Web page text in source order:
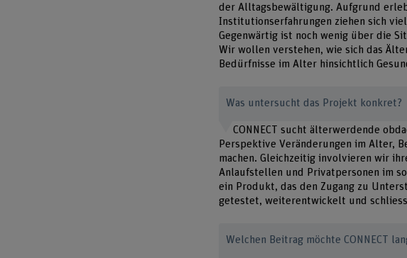
der Alltagsbewältigung. Aufgrund
Institutionserfahrungen ziehen sich
Gegenwärtig ist noch wenig über die
Wir wollen verstehen, wie sich das
Bedürfnisse im Alter hinsichtlich
Was untersucht das Projekt konkret?
CONNECT sucht älterwerdende
Perspektive Veränderungen im Alter,
machen. Gleichzeitig involvieren wir
Anlaufstellen und Privatpersonen im
ein Produkt, das den Zugang zu
getestet, weiterentwickelt und
Welchen Beitrag möchte CONNECT